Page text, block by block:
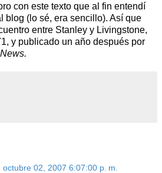
con este texto que al fin entendí
blog (lo sé, era sencillo). Así que
entre Stanley y Livingstone,
y publicado un año después por
octubre 02, 2007 6:07:00 p. m.